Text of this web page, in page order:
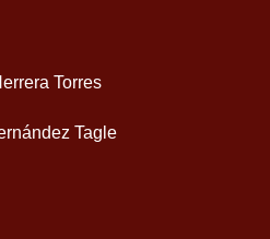
Torres
Tagle